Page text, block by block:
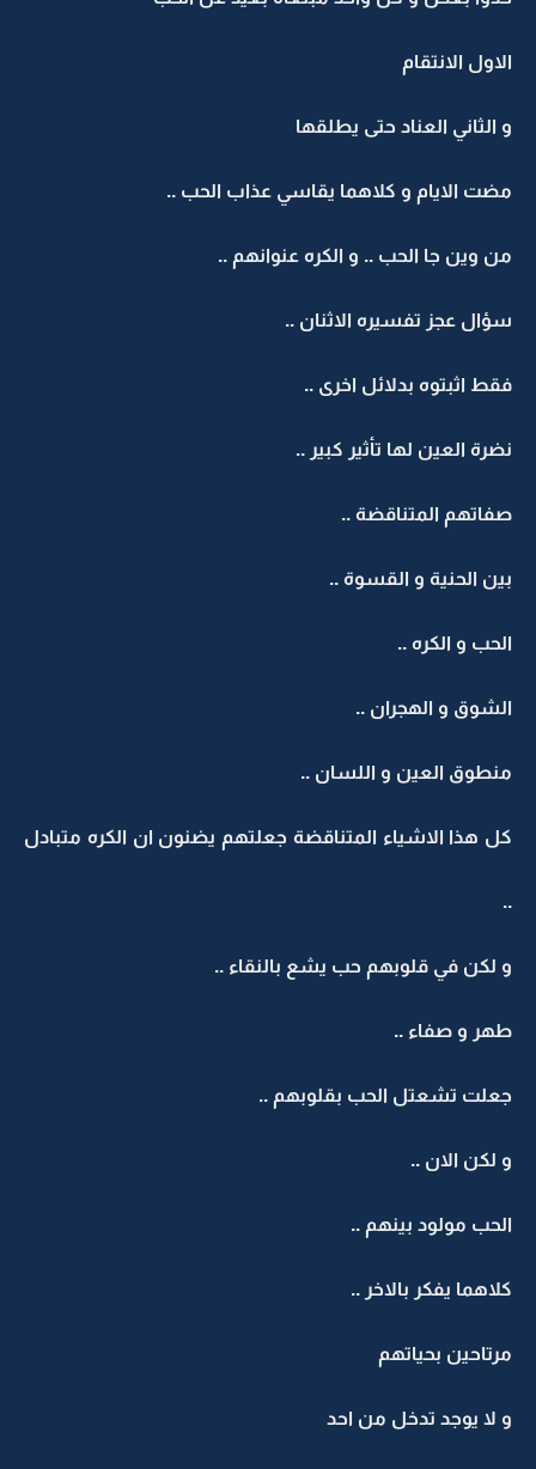
الاول الانتقام
و الثاني العناد حتى يطلقها
مضت الايام و كلاهما يقاسي عذاب الحب ..
من وين جا الحب .. و الكره عنوانهم ..
سؤال عجز تفسيره الاثنان ..
فقط اثبتوه بدلائل اخرى ..
نضرة العين لها تأثير كبير ..
صفاتهم المتناقضة ..
بين الحنية و القسوة ..
الحب و الكره ..
الشوق و الهجران ..
منطوق العين و اللسان ..
كل هذا الاشياء المتناقضة جعلتهم يضنون ان الكره متبادل
..
و لكن في قلوبهم حب يشع بالنقاء ..
طهر و صفاء ..
جعلت تشعتل الحب بقلوبهم ..
و لكن الان ..
الحب مولود بينهم ..
كلاهما يفكر بالاخر ..
مرتاحين بحياتهم
و لا يوجد تدخل من احد